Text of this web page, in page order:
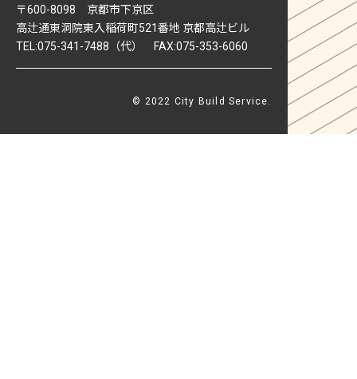
〒600-8098 京都市下京区
高辻通東洞院東入稲荷町521番地 京都高辻ビル
TEL:075-341-7488（代） FAX:075-353-6060
© 2022 City Build Service.